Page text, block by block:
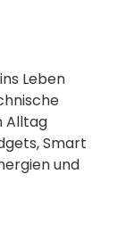
Leben
Alltag
Smart
und